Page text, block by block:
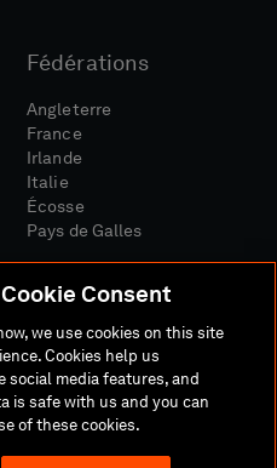
Fédérations
Angleterre
France
Irlande
Italie
Écosse
Pays de Galles
Politique De Cookies
Consent
we use cookies on this site
Cookies help us
social media features, and
is safe with us and you can
of these cookies.